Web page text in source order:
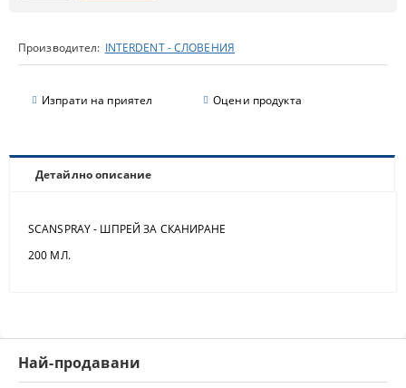
Производител: INTERDENT - СЛОВЕНИЯ
Изпрати на приятел Оцени продукта
Детайлно описание
SCANSPRAY - ШПРЕЙ ЗА СКАНИРАНЕ
200 МЛ.
Най-продавани